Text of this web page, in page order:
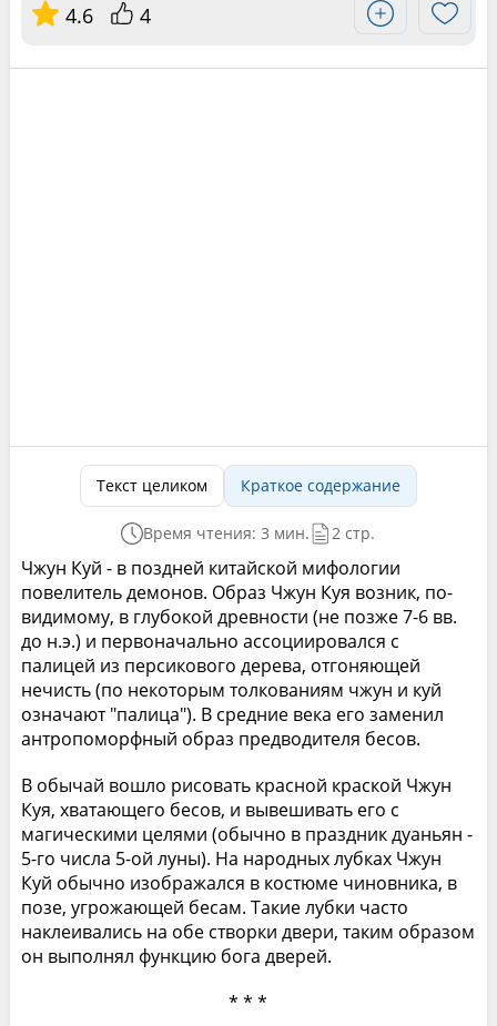
4.6 4
Текст целиком Краткое содержание
Время чтения: 3 мин. 2 стр.
Чжун Куй - в поздней китайской мифологии
повелитель демонов. Образ Чжун Куя возник, по-
видимому, в глубокой древности (не позже 7-6 вв.
до н.э.) и первоначально ассоциировался с
палицей из персикового дерева, отгоняющей
нечисть (по некоторым толкованиям чжун и куй
означают "палица"). В средние века его заменил
антропоморфный образ предводителя бесов.
В обычай вошло рисовать красной краской Чжун
Куя, хватающего бесов, и вывешивать его с
магическими целями (обычно в праздник дуаньян -
5-го числа 5-ой луны). На народных лубках Чжун
Куй обычно изображался в костюме чиновника, в
позе, угрожающей бесам. Такие лубки часто
наклеивались на обе створки двери, таким образом
он выполнял функцию бога дверей.
* * *